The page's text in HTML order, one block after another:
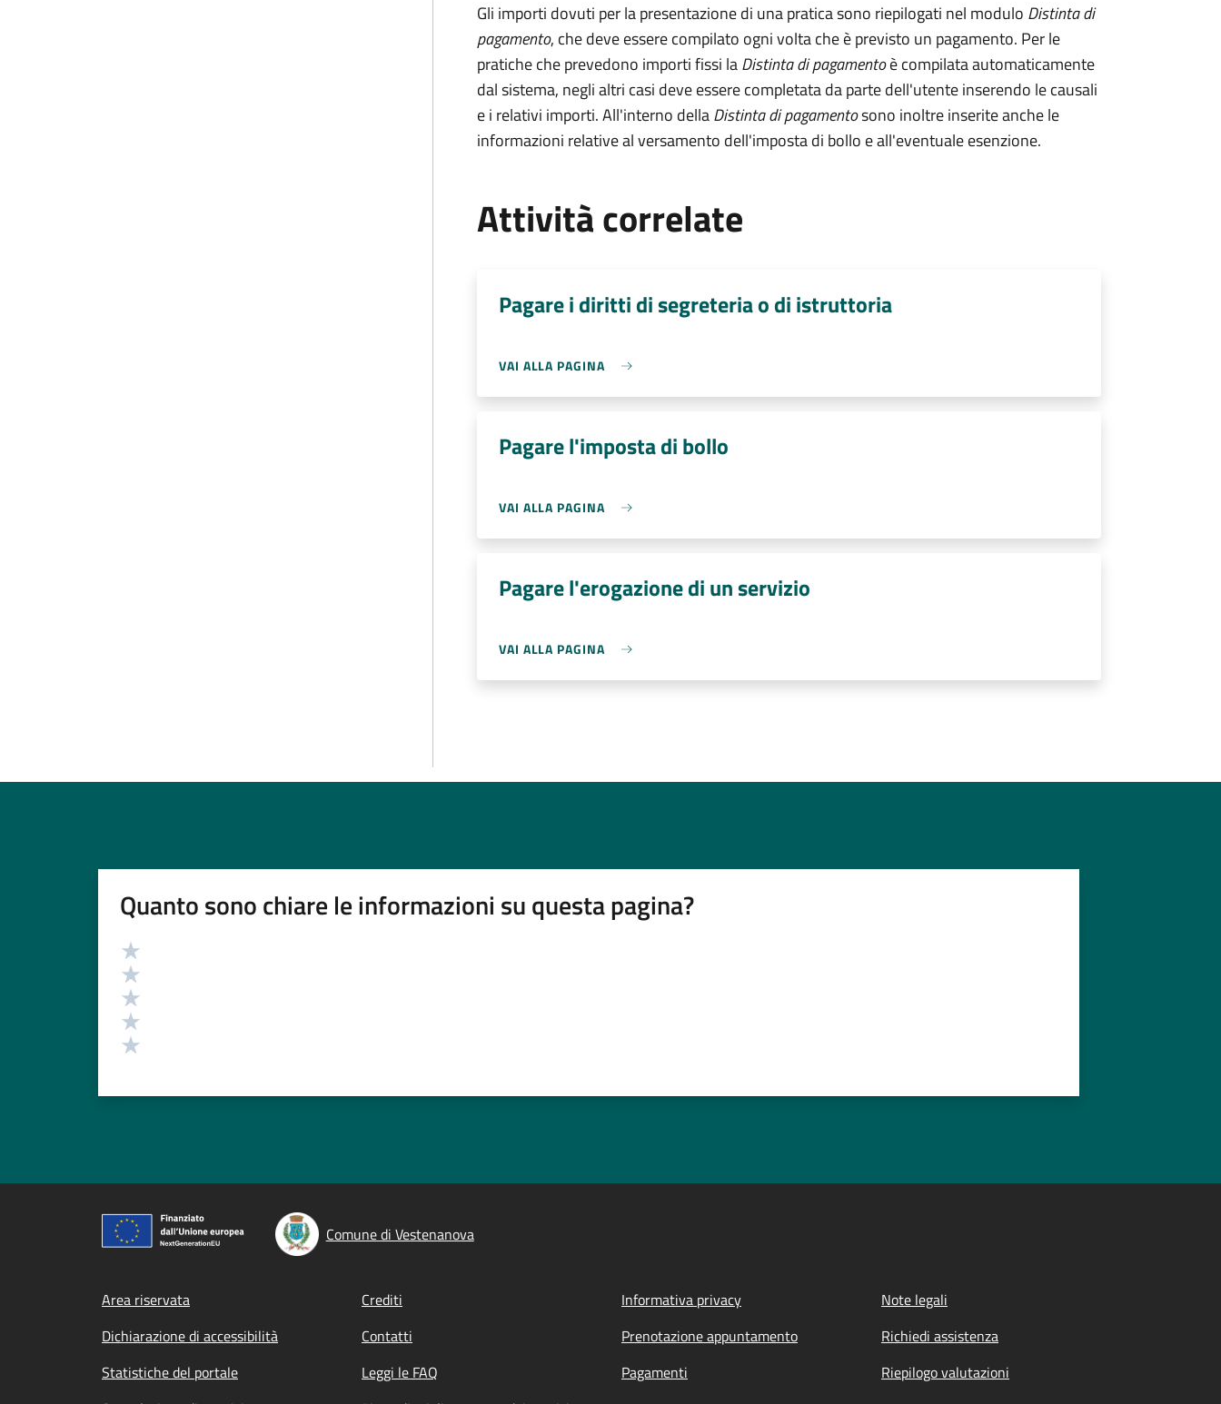
Gli importi dovuti per la presentazione di una pratica sono riepilogati nel modulo Distinta di
pagamento, che deve essere compilato ogni volta che è previsto un pagamento. Per le
pratiche che prevedono importi fissi laDistinta di pagamentoè compilata automaticamente
dal sistema, negli altri casi deve essere completata da parte dell'utente inserendo le causali
e i relativi importi.All'interno dellaDistinta di pagamentosono inoltre inserite anche le
informazioni relative al versamento dell'imposta di bollo e all'eventuale esenzione.
Attività correlate
Pagare i diritti di segreteria o di istruttoria
VAI ALLA PAGINA
Pagare l'imposta di bollo
VAI ALLA PAGINA
Pagare l'erogazione di un servizio
VAI ALLA PAGINA
Quanto sono chiare le informazioni su questa pagina?
Valutazione
Comune di Vestenanova
Footer menu
Area riservata Crediti Informativa privacy
Note legali
Dichiarazione di accessibilità
Contatti Prenotazione appuntamento
Richiedi assistenza
Statistiche del portale
Leggi le FAQ Pagamenti
Riepilogo valutazioni